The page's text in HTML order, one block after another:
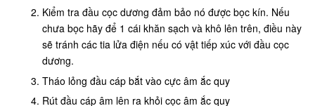
Kiểm tra đầu cọc dương đảm bảo nó được bọc kín. Nếu
chưa bọc hãy để 1 cái khăn sạch và khô lên trên, điều này
sẽ tránh các tia lửa điện nếu có vật tiếp xúc với đầu cọc
dương.
Tháo lỏng đầu cáp bắt vào cực âm ắc quy
Rút đầu cáp âm lên ra khỏi cọc âm ắc quy